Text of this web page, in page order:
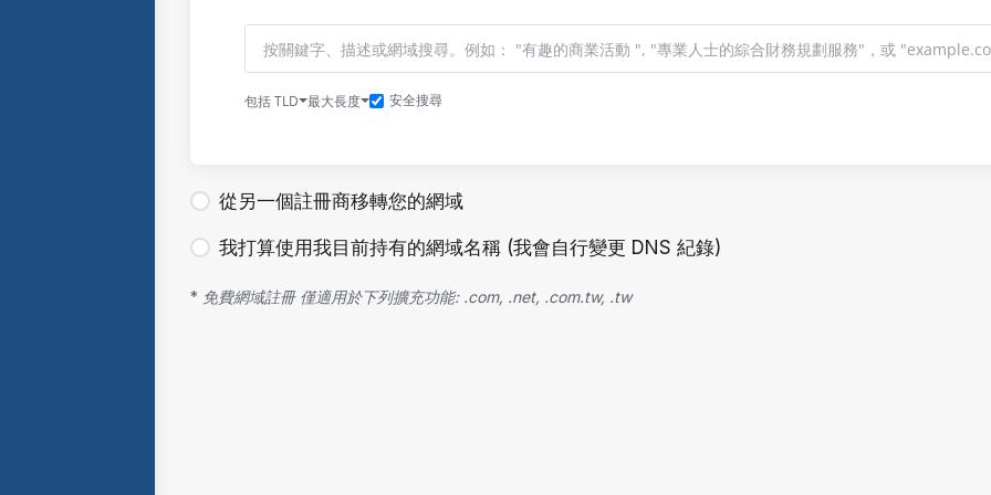
包括 TLD 最大長度 安全搜尋
從另一個註冊商移轉您的網域
我打算使用我目前持有的網域名稱 (我會自行變更 DNS 紀錄)
* 免費網域註冊 僅適用於下列擴充功能: .com, .net, .com.tw, .tw